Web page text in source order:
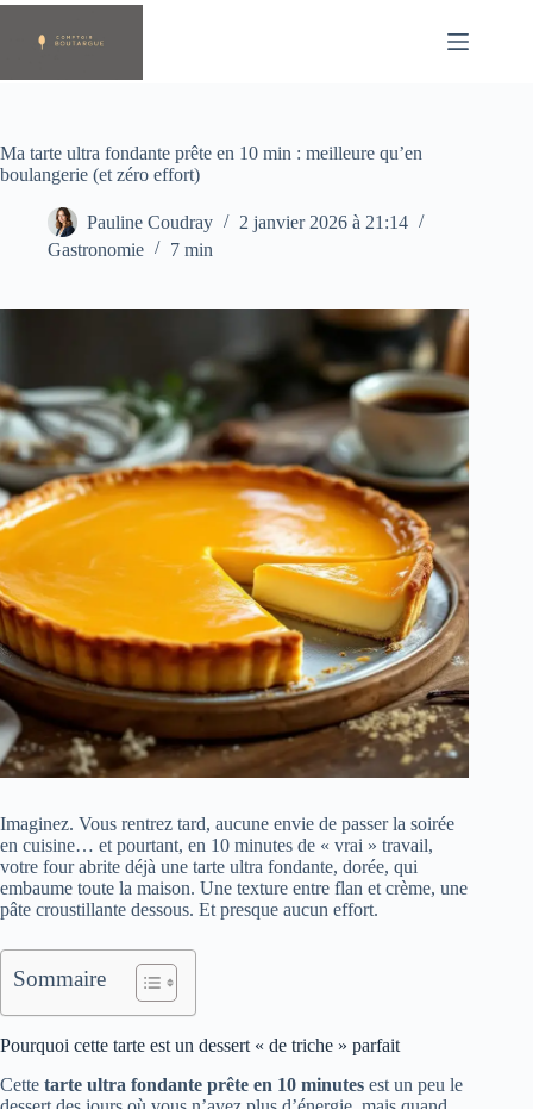
Passer
contenu
Ma tarte ultra fondante prête en 10 min : meilleure qu’en
boulangerie (et zéro effort)
Pauline Coudray
2 janvier 2026 à 21:14
Gastronomie
7 min
Imaginez. Vous rentrez tard, aucune envie de passer la soirée
en cuisine… et pourtant, en 10 minutes de « vrai » travail,
votre four abrite déjà une tarte ultra fondante, dorée, qui
embaume toute la maison. Une texture entre flan et crème, une
pâte croustillante dessous. Et presque aucun effort.
Sommaire
Pourquoi cette tarte est un dessert « de triche » parfait
Cette tarte ultra fondante prête en 10 minutes est un peu le